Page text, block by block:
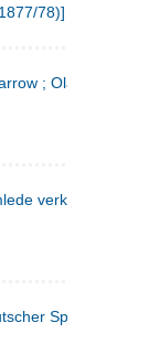
78)]
; Olaf Liljekrans
verker. 3
Sprache. 2